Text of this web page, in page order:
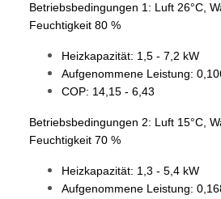
Betriebsbedingungen 1: Luft 26°C,
Feuchtigkeit 80 %
Heizkapazität: 1,5 - 7,2 kW
Aufgenommene Leistung:
COP: 14,15 - 6,43
Betriebsbedingungen 2: Luft 15°C,
Feuchtigkeit 70 %
Heizkapazität: 1,3 - 5,4 kW
Aufgenommene Leistung: